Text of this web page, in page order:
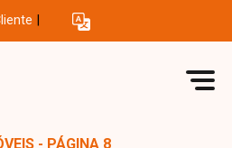
- PÁGINA 8